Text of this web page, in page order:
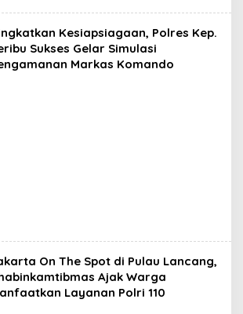
Kesiapsiagaan, Polres Kep.
Sukses Gelar Simulasi
Markas Komando
On The Spot di Pulau Lancang,
Ajak Warga
Layanan Polri 110